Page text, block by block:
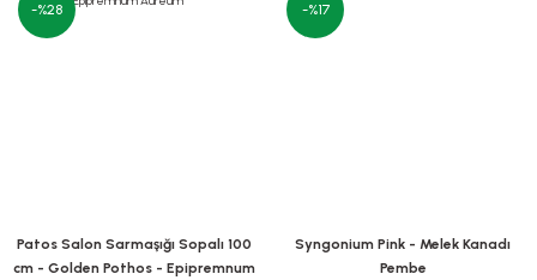
-%28
Patos Salon Sarmaşığı Sopalı 100
cm - Golden Pothos - Epipremnum
-%17
Syngonium Pink - Melek Kanadı
Pembe